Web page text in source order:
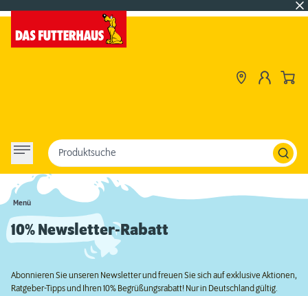
Menü
Produktsuche
10% Newsletter-Rabatt
Abonnieren Sie unseren Newsletter und freuen Sie sich auf exklusive Aktionen,
Ratgeber-Tipps und Ihren 10% Begrüßungsrabatt! Nur in Deutschland gültig.